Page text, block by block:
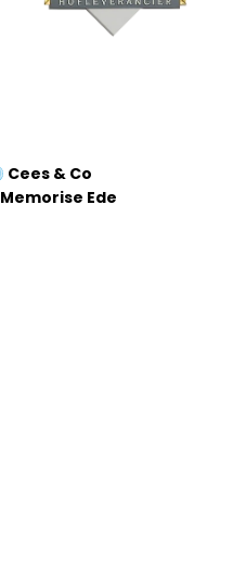
Cees & Co
Memorise Ede